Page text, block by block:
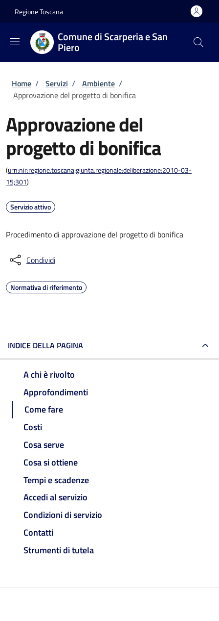
Regione Toscana
Comune di Scarperia e San
Piero
Briciole di pane
Home / Servizi / Ambiente /
Approvazione del progetto di bonifica
Approvazione del
progetto di bonifica
(urn:nir:regione.toscana;giunta.regionale:deliberazione:2010-03-
15;301)
Servizio attivo
Procedimento di approvazione del progetto di bonifica
Condividi
Normativa di riferimento
INDICE DELLA PAGINA
A chi è rivolto
Approfondimenti
Come fare
Costi
Cosa serve
Cosa si ottiene
Tempi e scadenze
Accedi al servizio
Condizioni di servizio
Contatti
Strumenti di tutela